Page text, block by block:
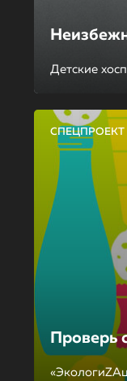
Детские
СПЕЦПРОЕКТ
Проверь